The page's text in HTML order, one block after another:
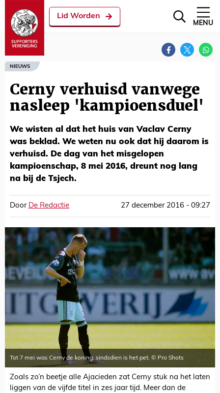
Lid Worden
MENU
NIEUWS
Cerny verhuisd vanwege
nasleep 'kampioensduel'
We wisten al dat het huis van Vaclav Cerny
was beklad. We weten nu ook dat hij daarom is
verhuisd. De dag van het misgelopen
kampioenschap, 8 mei 2016, dreunt nog lang
na bij de Tsjech.
Door De Redactie 27 december 2016 - 09:27
Tot 7 mei was Cerny de koning, sindsdien is het pet. © Pro Shots
Zoals zo’n beetje alle Ajacieden zat Cerny stuk na het laten
liggen van de vijfde titel in zes jaar tijd. Meer dan de